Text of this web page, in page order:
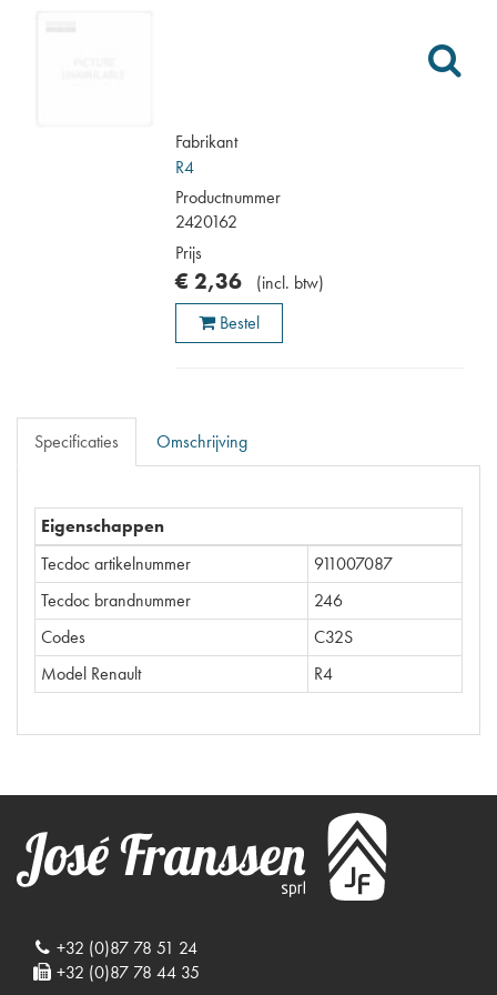
Fabrikant
R4
Productnummer
2420162
Prijs
€ 2,36 (incl. btw)
Bestel
Specificaties Omschrijving
Eigenschappen
Tecdoc artikelnummer
911007087
Tecdoc brandnummer
246
Codes
C32S
Model Renault
R4
+32 (0)87 78 51 24
+32 (0)87 78 44 35